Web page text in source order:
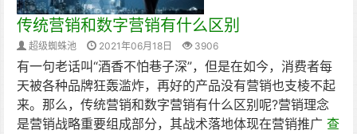
传统营销和数字营销有什么区别
超级蜘蛛池 2021年06月18日 3906
有一句老话叫“酒香不怕巷子深”，但是在如今，消费者每
天被各种品牌狂轰滥炸，再好的产品没有营销也支棱不起
来。那么，传统营销和数字营销有什么区别呢?营销理念
是营销战略重要组成部分，其战术落地体现在营销推广 查